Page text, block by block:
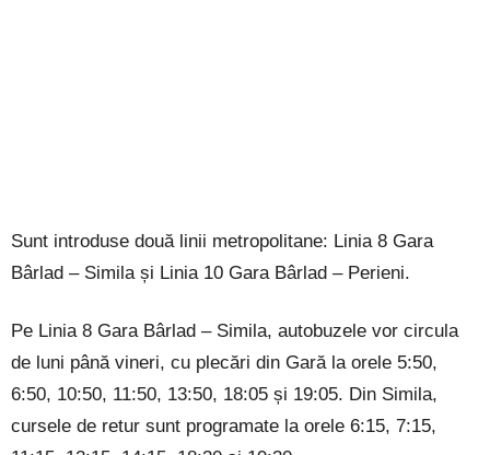
Sunt introduse două linii metropolitane: Linia 8 Gara
Bârlad – Simila și Linia 10 Gara Bârlad – Perieni.
Pe Linia 8 Gara Bârlad – Simila, autobuzele vor circula
de luni până vineri, cu plecări din Gară la orele 5:50,
6:50, 10:50, 11:50, 13:50, 18:05 și 19:05. Din Simila,
cursele de retur sunt programate la orele 6:15, 7:15,